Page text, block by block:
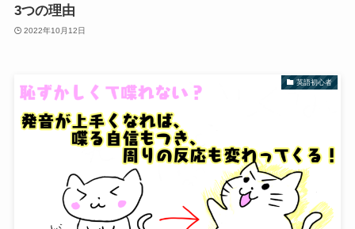
3つの理由
2022年10月12日
英語初心者